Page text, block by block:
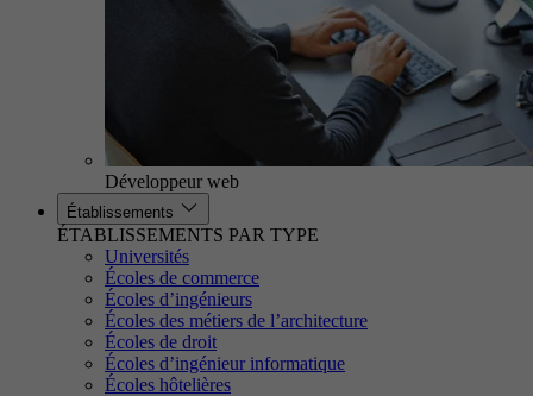
Développeur web
Établissements
ÉTABLISSEMENTS PAR TYPE
Universités
Écoles de commerce
Écoles d’ingénieurs
Écoles des métiers de l’architecture
Écoles de droit
Écoles d’ingénieur informatique
Écoles hôtelières